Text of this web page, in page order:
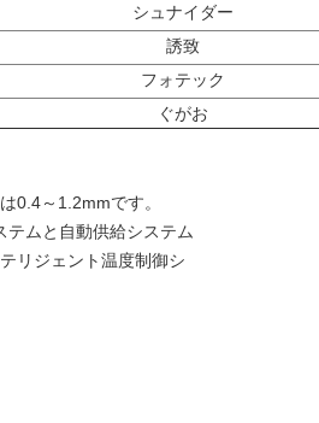
シュナイダー
誘致
フォテック
ぐがお
0.4～1.2mmです。
ムと自動供給システム
リジェント温度制御シ